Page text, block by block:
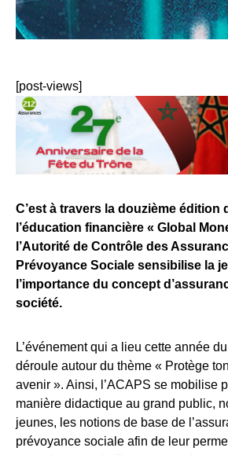
[post-views]
C’est à travers la douzième édition
l’éducation financière « Global
l’Autorité de Contrôle des
Prévoyance Sociale sensibilise la
l’importance du concept
société.
L’événement qui a lieu cette année
déroule autour du thème « Protège
avenir ». Ainsi, l’ACAPS se mobilise
manière didactique au grand public,
jeunes, les notions de base de
prévoyance sociale afin de leur